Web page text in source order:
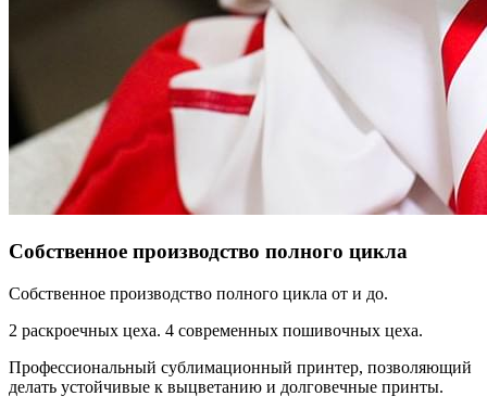
Собственное производство полного цикла
Собственное производство полного цикла от и до.
2 раскроечных цеха. 4 современных пошивочных цеха.
Профессиональный сублимационный принтер, позволяющий
делать устойчивые к выцветанию и долговечные принты.